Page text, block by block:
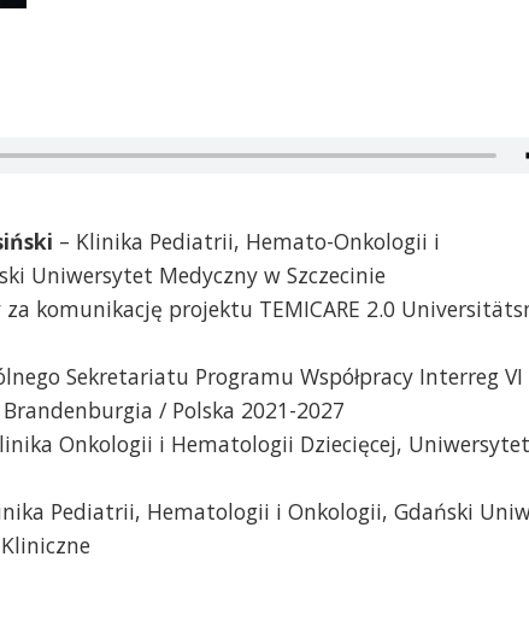
– Klinika Pediatrii, Hemato-Onkologii i
Uniwersytet Medyczny w Szczecinie
komunikację projektu TEMICARE 2.0
Sekretariatu Programu Współpracy Interreg VI
/ Polska 2021-2027
Onkologii i Hematologii Dziecięcej, Uniwersytet
Pediatrii, Hematologii i Onkologii, Gdański